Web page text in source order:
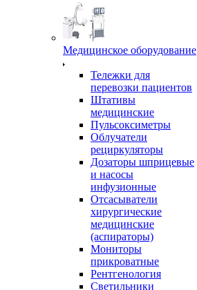
Медицинское оборудование
Тележки для
перевозки пациентов
Штативы
медицинские
Пульсоксиметры
Облучатели
рециркуляторы
Дозаторы шприцевые
и насосы
инфузионные
Отсасыватели
хирургические
медицинские
(аспираторы)
Мониторы
прикроватные
Рентгенология
Светильники